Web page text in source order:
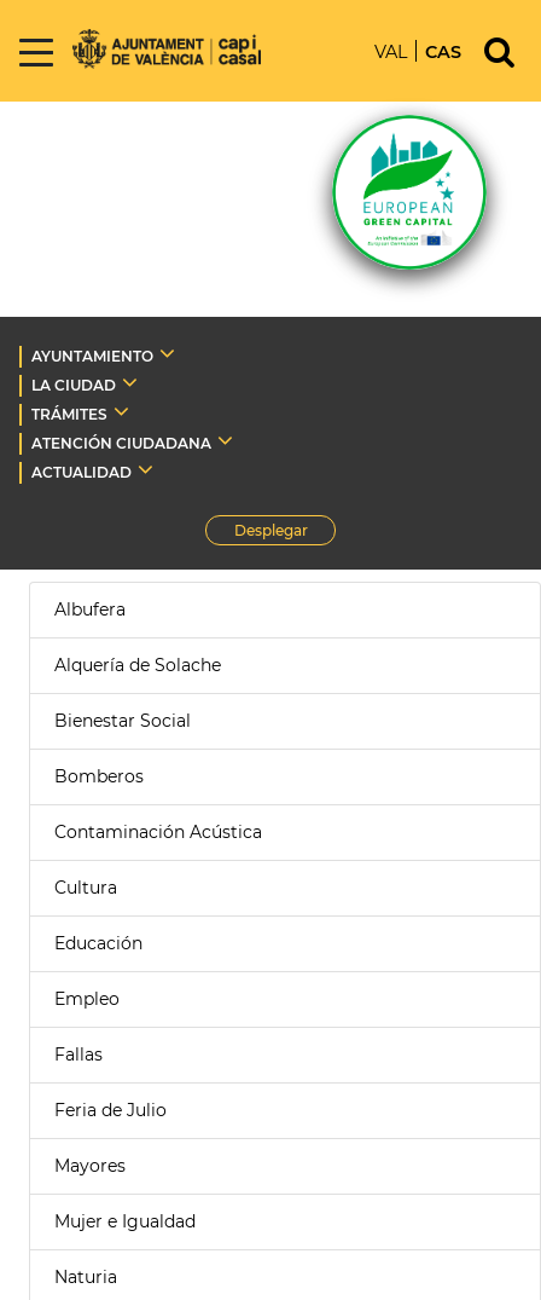
VAL CAS
AYUNTAMIENTO
LA CIUDAD
TRÁMITES
ATENCIÓN CIUDADANA
ACTUALIDAD
Desplegar
Albufera
Alquería de Solache
Bienestar Social
Bomberos
Contaminación Acústica
Cultura
Educación
Empleo
Fallas
Feria de Julio
Mayores
Mujer e Igualdad
Naturia